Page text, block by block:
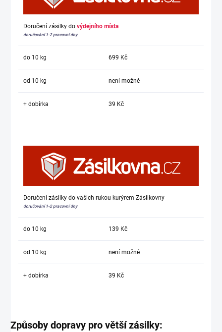
Doručení zásilky do výdejního místa
doručování 1-2 pracovní dny
do 10 kg 699 Kč
od 10 kg není možné
+ dobírka 39 Kč
Doručení zásilky do vašich rukou kurýrem Zásilkovny
doručování 1-2 pracovní dny
do 10 kg 139 Kč
od 10 kg není možné
+ dobírka 39 Kč
Způsoby dopravy pro větší zásilky: